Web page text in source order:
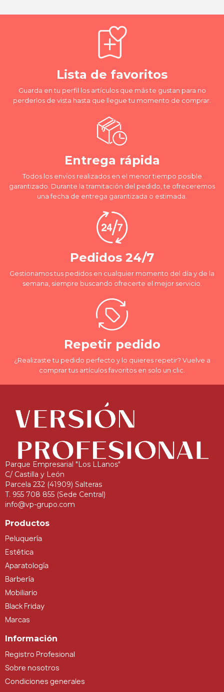
Lista de favoritos
Guarda en tu perfil los artículos que más te gustan para no
perderlos de vista hasta que llegue tu momento de comprar.
Entrega rápida
Todos los envíos realizados en el menor tiempo posible
garantizado. Durante la tramitación del pedido, te ofreceremos
una fecha de entrega garantizada o estimada.
Pedidos 24/7
Gestionamos tus pedidos en cualquier momento del día y de la
semana, siempre buscando ofrecerte el mejor servicio.
Repetir pedido
¿Realizaste tu pedido perfecto y lo quieres repetir? Vuelve a
comprar tus artículos favoritos en solo un clic.
Parque Empresarial "Los LLanos"
C/ Castilla y León
Parcela 232 (41909) Salteras
T. 955 708 855 (Sede Central)
info@vp-grupo.com
Productos
Peluquería
Estética
Aparatología
Barbería
Mobiliario
Black Friday
Marcas
Información
Registro Profesional
Sobre nosotros
Condiciones generales